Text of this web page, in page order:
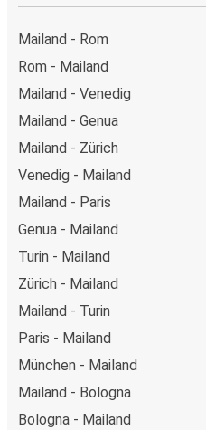
Mailand - Rom
Rom - Mailand
Mailand - Venedig
Mailand - Genua
Mailand - Zürich
Venedig - Mailand
Mailand - Paris
Genua - Mailand
Turin - Mailand
Zürich - Mailand
Mailand - Turin
Paris - Mailand
München - Mailand
Mailand - Bologna
Bologna - Mailand